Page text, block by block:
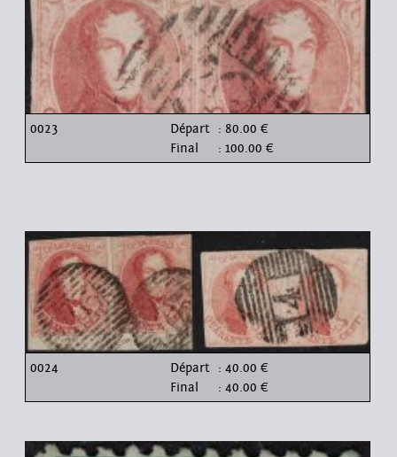
0023 Départ : 80.00 €
Final
: 100.00 €
0024 Départ : 40.00 €
Final
: 40.00 €